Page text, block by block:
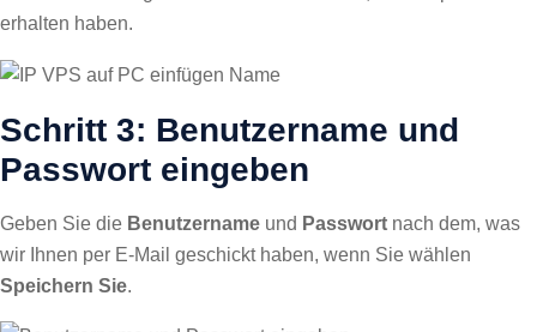
erhalten haben.
Schritt 3: Benutzername und
Passwort eingeben
Geben Sie die Benutzername und Passwort nach dem, was
wir Ihnen per E-Mail geschickt haben, wenn Sie wählen
Speichern Sie.